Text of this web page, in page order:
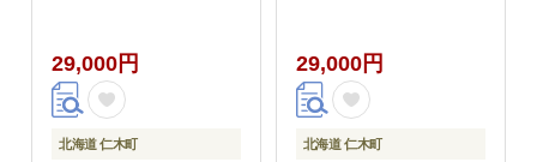
29,000円
北海道 仁木町
大好評 [JA新おたる]
29,000円
北海道 仁木町